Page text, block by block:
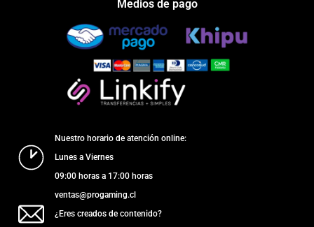
Medios de pago
Nuestro horario de atención online:
Lunes a Viernes
09:00 horas a 17:00 horas
ventas@progaming.cl
¿Eres creados de contenido?